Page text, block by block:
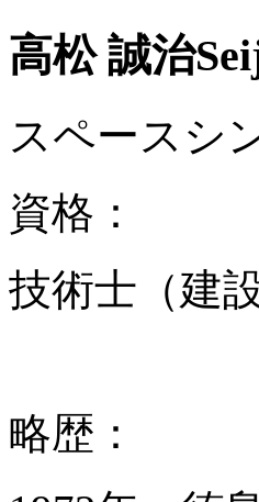
高松 誠治
スペースシ
資格：
技術士（建
略歴：